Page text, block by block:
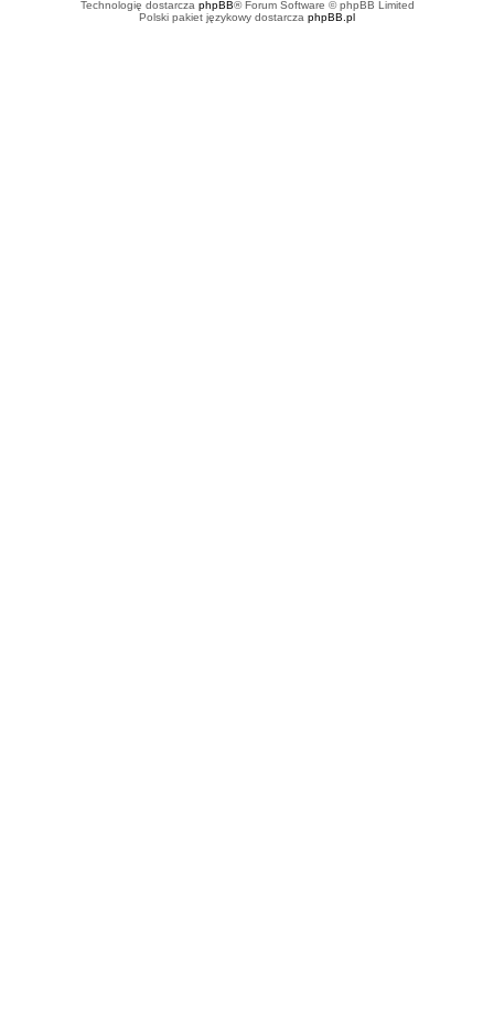
Technologię dostarcza phpBB® Forum Software © phpBB Limited
Polski pakiet językowy dostarcza phpBB.pl